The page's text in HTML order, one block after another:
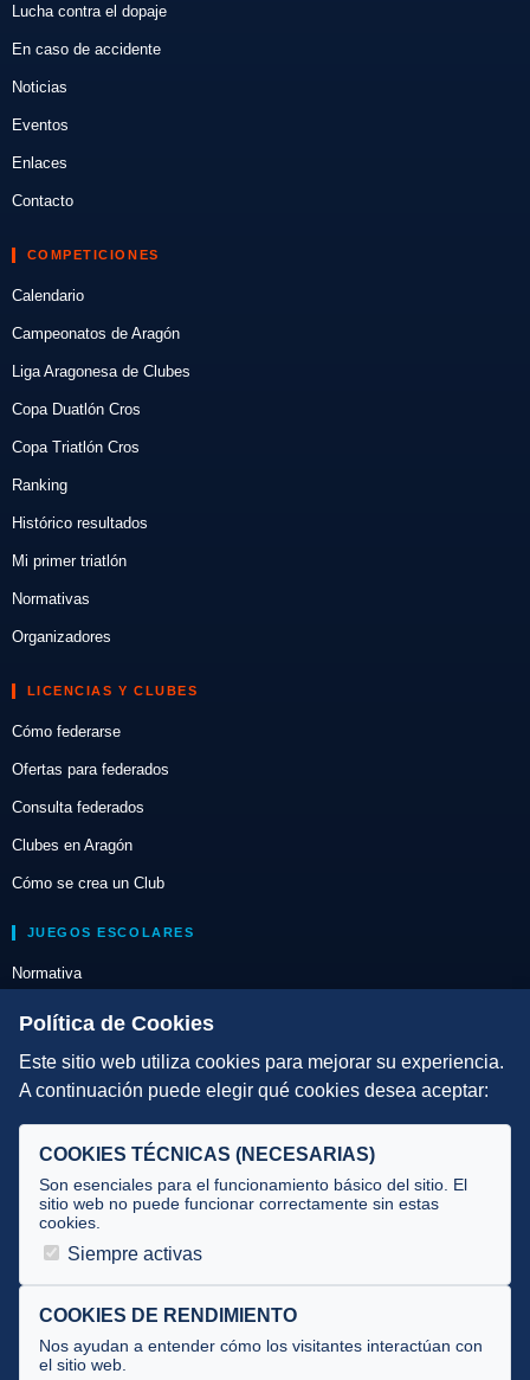
Lucha contra el dopaje
En caso de accidente
Noticias
Eventos
Enlaces
Contacto
COMPETICIONES
Calendario
Campeonatos de Aragón
Liga Aragonesa de Clubes
Copa Duatlón Cros
Copa Triatlón Cros
Ranking
Histórico resultados
Mi primer triatlón
Normativas
Organizadores
LICENCIAS Y CLUBES
Cómo federarse
Ofertas para federados
Consulta federados
Clubes en Aragón
Cómo se crea un Club
JUEGOS ESCOLARES
Normativa
Escuelas de Triatlón
DIRECCIÓN TÉCNICA
Selecciones
Tecnificación
JUECES Y OFICIALES
Documentos
Cursos
Política de Cookies
Este sitio web utiliza cookies para mejorar su experiencia.
A continuación puede elegir qué cookies desea aceptar:
COOKIES TÉCNICAS (NECESARIAS)
Son esenciales para el funcionamiento básico del sitio. El
sitio web no puede funcionar correctamente sin estas
cookies.
Siempre activas
COOKIES DE RENDIMIENTO
Nos ayudan a entender cómo los visitantes interactúan con
el sitio web.